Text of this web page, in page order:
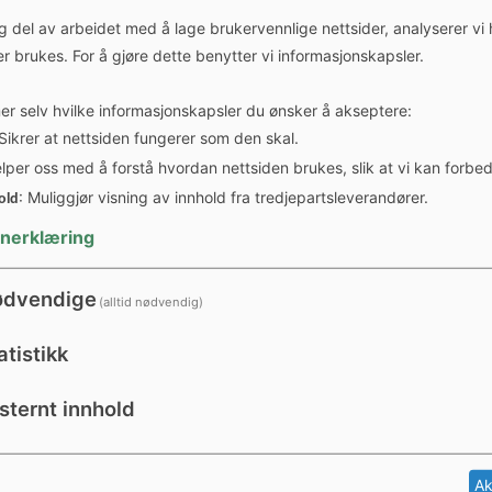
eller eiendom i kartet
Meld om feil eller
Slik kan
del av arbeidet med å lage brukervennlige nettsider, analyserer vi
brukes. For å gjøre dette benytter vi informasjonskapsler.
selv hvilke informasjonskapsler du ønsker å akseptere:
at nettsiden fungerer som den skal.
oss med å forstå hvordan nettsiden brukes, slik at vi kan
: Muliggjør visning av innhold fra tredjepartsleverandører.
(alltid nødvendig)
innhold